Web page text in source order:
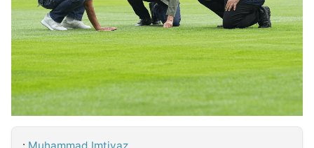
Insight
NTB
Suara
Time
Lens
IDN
Daily
Jogja
Jalan
Rakyat
Idealita
News
Kita
Notice
Dinamikapost.com
Radar
Baru
Seedbacklink
Follow
Kabarbaru